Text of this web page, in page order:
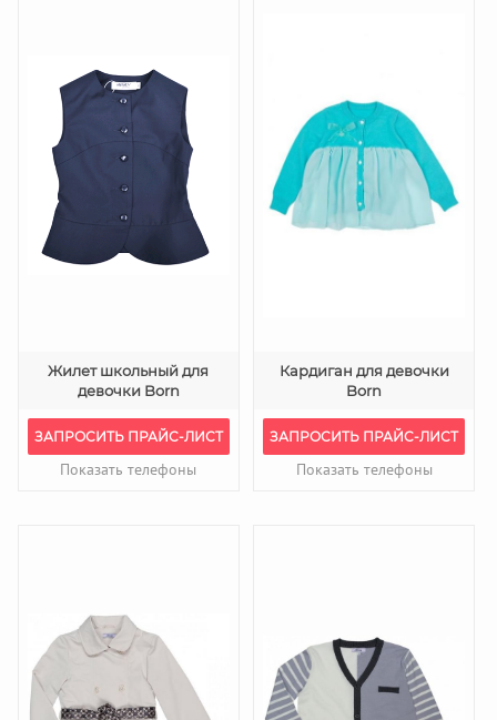
Жилет школьный для
девочки Born
ЗАПРОСИТЬ ПРАЙС-ЛИСТ
Показать телефоны
Кардиган для девочки
Born
ЗАПРОСИТЬ ПРАЙС-ЛИСТ
Показать телефоны